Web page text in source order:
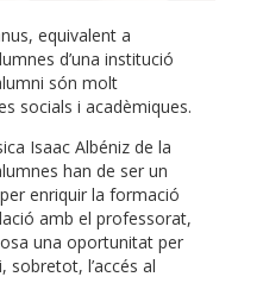
equivalent a
d’una institució
són molt
socials i acadèmiques.
Isaac Albéniz de la
han de ser un
enriquir la formació
amb el professorat,
una oportunitat per
l’accés al